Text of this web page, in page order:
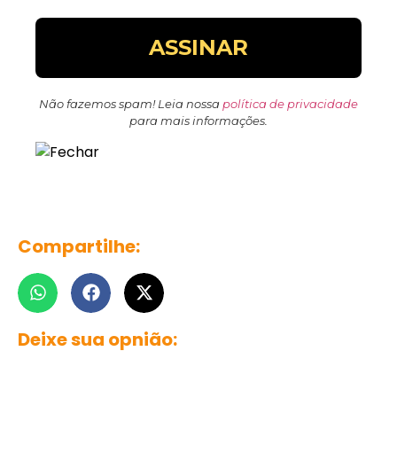
Não fazemos spam! Leia nossa política de privacidade
para mais informações.
Compartilhe:
Deixe sua opnião: